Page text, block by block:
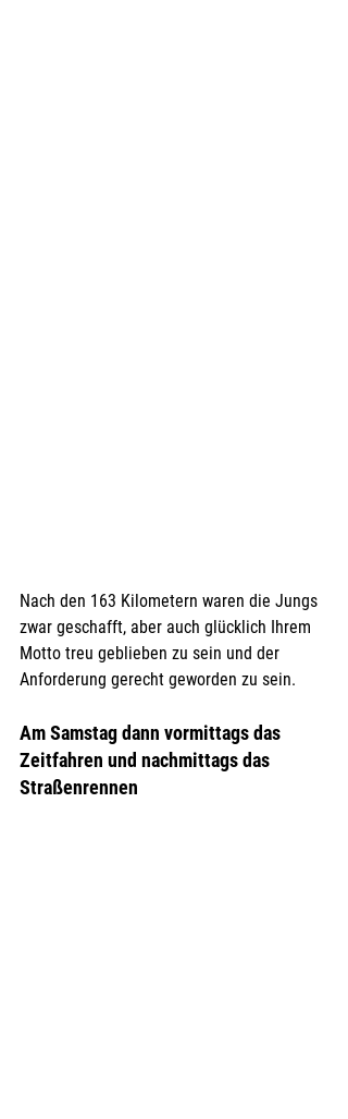
Nach den 163 Kilometern waren die Jungs
zwar geschafft, aber auch glücklich Ihrem
Motto treu geblieben zu sein und der
Anforderung gerecht geworden zu sein.
Am Samstag dann vormittags das
Zeitfahren und nachmittags das
Straßenrennen